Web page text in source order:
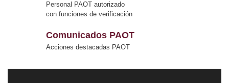
Personal PAOT autorizado
con funciones de verificación
Comunicados PAOT
Acciones destacadas PAOT